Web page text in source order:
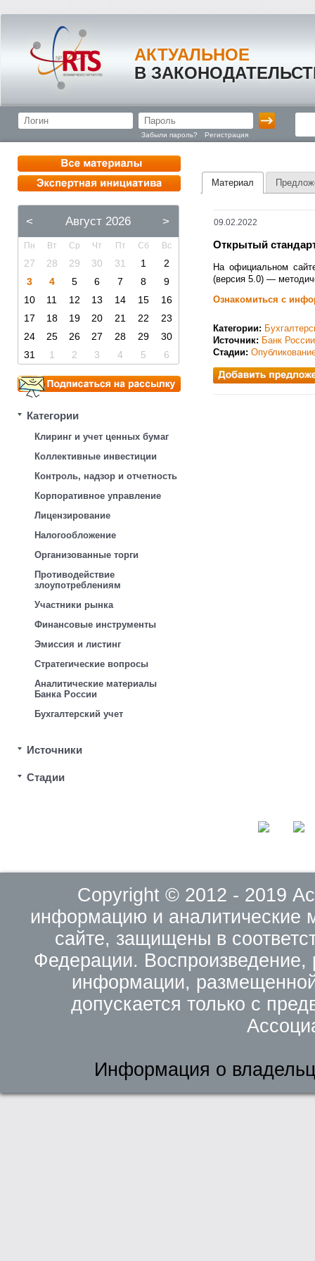
АКТУАЛЬНОЕ
В
Забыли пароль? Регистрация
< Август 2026 >
Пн Вт Ср Чт Пт Сб Вс
27 28 29 30 31 1
2
3
4 5 6 7 8
9
10
11 12 13 14 15
16
17
18 19 20 21 22
23
24
25 26 27 28 29
30
31
1 2 3 4 5 6
Категории
Клиринг и учет ценных бумаг
Коллективные инвестиции
Контроль, надзор и отчетность
Корпоративное управление
Лицензирование
Налогообложение
Организованные торги
Противодействие
злоупотреблениям
Участники рынка
Финансовые инструменты
Эмиссия и листинг
Стратегические вопросы
Аналитические материалы
Банка России
Бухгалтерский учет
Источники
Стадии
Материал
09.02.2022
Открытый
На официальном
(версия 5.0) —
Ознакомиться с
Категории:
Источник: Банк России
Стадии:
Copyright © 2012 - 2019
информацию и
сайте, защищены в
Федерации. Воспроизведение,
информации,
допускается только с
Информация о